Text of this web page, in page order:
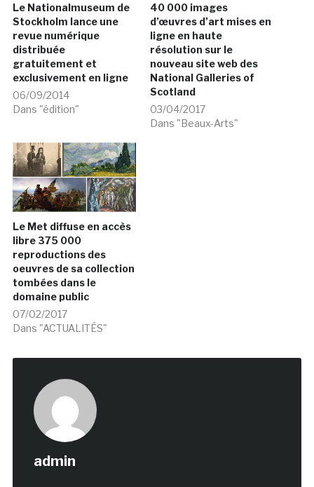
Le Nationalmuseum de
Stockholm lance une
revue numérique
distribuée
gratuitement et
exclusivement en ligne
06/09/2014
Dans "édition"
40 000 images
d’œuvres d’art mises en
ligne en haute
résolution sur le
nouveau site web des
National Galleries of
Scotland
03/04/2017
Dans "Beaux-Arts"
Le Met diffuse en accès
libre 375 000
reproductions des
oeuvres de sa collection
tombées dans le
domaine public
07/02/2017
Dans "ACTUALITÉS"
admin